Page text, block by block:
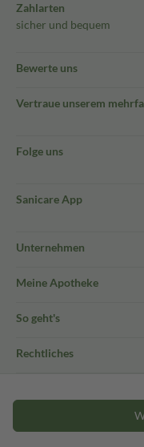
Zahlarten
sicher und bequem
Bewerte uns
Vertraue unserem
Folge uns
Sanicare App
Unternehmen
Meine Apotheke
So geht's
Rechtliches